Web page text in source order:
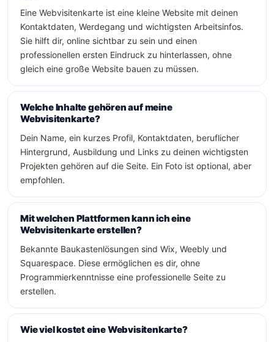
Eine Webvisitenkarte ist eine kleine Website mit deinen
Kontaktdaten, Werdegang und wichtigsten Arbeitsinfos.
Sie hilft dir, online sichtbar zu sein und einen
professionellen ersten Eindruck zu hinterlassen, ohne
gleich eine große Website bauen zu müssen.
Welche Inhalte gehören auf meine
Webvisitenkarte?
Dein Name, ein kurzes Profil, Kontaktdaten, beruflicher
Hintergrund, Ausbildung und Links zu deinen wichtigsten
Projekten gehören auf die Seite. Ein Foto ist optional, aber
empfohlen.
Mit welchen Plattformen kann ich eine
Webvisitenkarte erstellen?
Bekannte Baukastenlösungen sind Wix, Weebly und
Squarespace. Diese ermöglichen es dir, ohne
Programmierkenntnisse eine professionelle Seite zu
erstellen.
Wie viel kostet eine Webvisitenkarte?